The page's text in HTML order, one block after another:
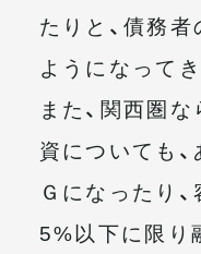
たりと、債務
ようになってき
また、関西圏
資についても
Ｇになったり
5%以下に限り